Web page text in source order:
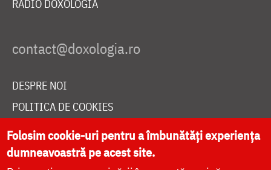
RADIO DOXOLOGIA
DESPRE NOI
POLITICA DE COOKIES
DONEAZĂ ONLINE PENTRU CATEDRALA NAȚIONALĂ
Folosim cookie-uri pentru a îmbunătăți experiența
dumneavoastră pe acest site.